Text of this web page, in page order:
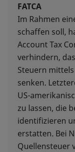
FATCA
Im Rahmen
schaffen soll,
Account Tax
verhindern,
Steuern
senken.
US-
zu lassen, die
identifizieren
erstatten. Bei
Quellensteuer